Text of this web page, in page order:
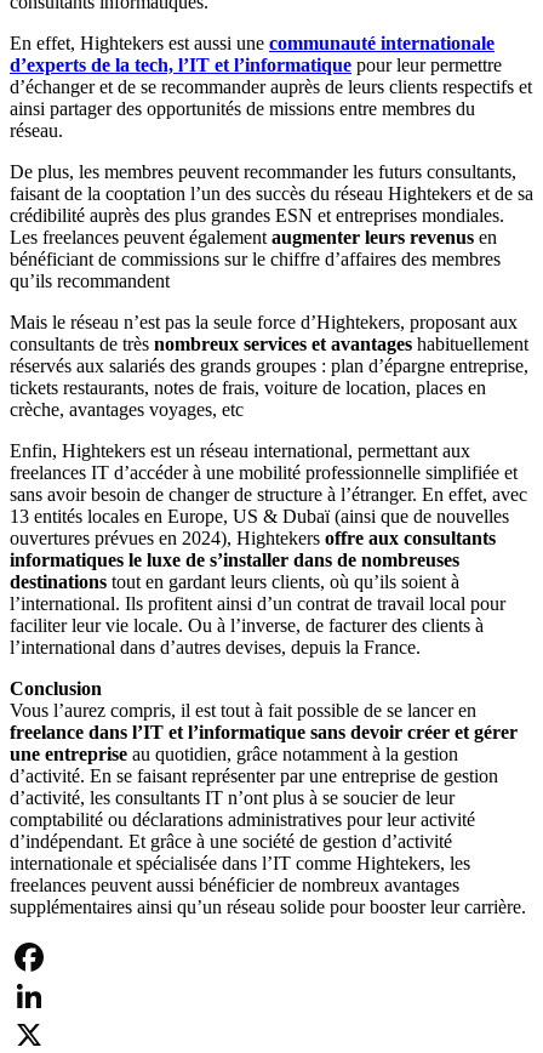
En effet, Hightekers est aussi une communauté internationale
d’experts de la tech, l’IT et l’informatique pour leur permettre
d’échanger et de se recommander auprès de leurs clients respectifs et
ainsi partager des opportunités de missions entre membres du
réseau.
De plus, les membres peuvent recommander les futurs consultants,
faisant de la cooptation l’un des succès du réseau Hightekers et de sa
crédibilité auprès des plus grandes ESN et entreprises mondiales.
Les freelances peuvent également augmenter leurs revenus en
bénéficiant de commissions sur le chiffre d’affaires des membres
qu’ils recommandent
Mais le réseau n’est pas la seule force d’Hightekers, proposant aux
consultants de très nombreux services et avantages habituellement
réservés aux salariés des grands groupes : plan d’épargne entreprise,
tickets restaurants, notes de frais, voiture de location, places en
crèche, avantages voyages, etc
Enfin, Hightekers est un réseau international, permettant aux
freelances IT d’accéder à une mobilité professionnelle simplifiée et
sans avoir besoin de changer de structure à l’étranger. En effet, avec
13 entités locales en Europe, US & Dubaï (ainsi que de nouvelles
ouvertures prévues en 2024), Hightekers offre aux consultants
informatiques le luxe de s’installer dans de nombreuses
destinations tout en gardant leurs clients, où qu’ils soient à
l’international. Ils profitent ainsi d’un contrat de travail local pour
faciliter leur vie locale. Ou à l’inverse, de facturer des clients à
l’international dans d’autres devises, depuis la France.
Conclusion
Vous l’aurez compris, il est tout à fait possible de se lancer en
freelance dans l’IT et l’informatique sans devoir créer et gérer
une entreprise au quotidien, grâce notamment à la gestion
d’activité. En se faisant représenter par une entreprise de gestion
d’activité, les consultants IT n’ont plus à se soucier de leur
comptabilité ou déclarations administratives pour leur activité
d’indépendant. Et grâce à une société de gestion d’activité
internationale et spécialisée dans l’IT comme Hightekers, les
freelances peuvent aussi bénéficier de nombreux avantages
supplémentaires ainsi qu’un réseau solide pour booster leur carrière.
Facebook
LinkedIn